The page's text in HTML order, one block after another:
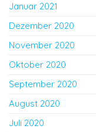
Januar 2021
Dezember 2020
November 2020
Oktober 2020
September 2020
August 2020
Juli 2020